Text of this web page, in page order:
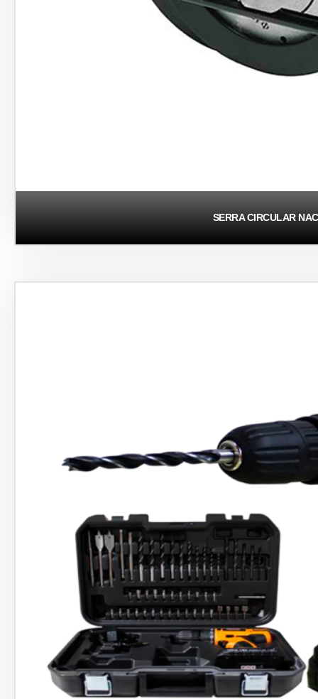
SERRA CIRCULAR